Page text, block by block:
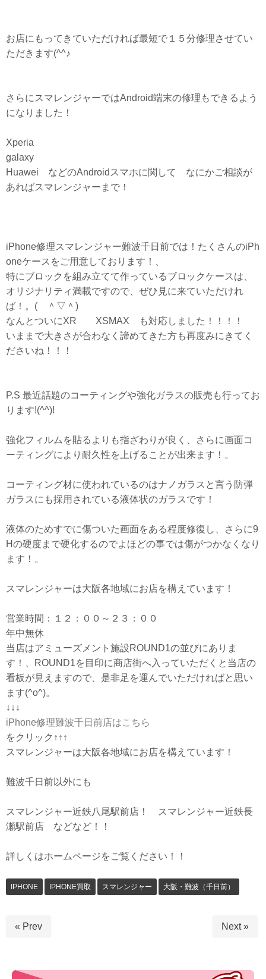
お店にもってきていただければ最短で１５分修理させてい
ただきます(^^♪
さらにスマレンジャーではAndroid端末の修理もできるよう
になりました！
Xperia
galaxy
Huawei などのAndroidスマホに関して なにかご相談が
あればスマレンジャーまで！
iPhone修理スマレンジャー難波千日前では！たくさんのiPh
oneケースをご用意しております！、
特にブロックを組み立てて作っているブロックケースは、
オリジナリティ満載ですので、ぜひ見に来ていただけれ
ば！。( ＾▽＾)
なんとついにXR XSMAX も対応しました！！！！
いままで大きさが合わなく諦めてきた方も再度みにきてく
ださいね！！！
P.S 最近話題のコーティングや強化ガラスの販売も行ってお
ります!(^^)!
強化フィルムを貼るよりも指ざわりが良く、さらに画面コ
ーティングにより耐久性を上げることが出来ます！。
コーティング材に使われているのはナノガラスと言う防弾
ガラスにも採用されている液体状のガラスです！
液体のためすでに傷ついた画面をある程度修復し、さらに9
Hの硬度まで硬化するのでよほどの事では傷がつかなくなり
ます！。
スマレンジャーは大阪各地域にお店を構えています！
営業時間：１２：００～２３：００
年中無休
当店はアミューズメント施設ROUND1の並びにありま
す！、ROUND1を目印に商店街へ入っていただくと当店の
看板が見えますので、是非足を運んでいただければと思い
ます(^o^)。
↓↓↓
iPhone修理難波千日前店はこちら
をクリック↑↑↑
スマレンジャーは大阪各地域にお店を構えています！
難波千日前以外にも
スマレンジャー近鉄八尾駅前店！ スマレンジャー近鉄長
瀬駅前店 などなど！！
詳しくはホームページをご覧ください！！
IPHONE IPHONE買取 スマレンジャー 大阪・難波（千日前）
« Prev Next »